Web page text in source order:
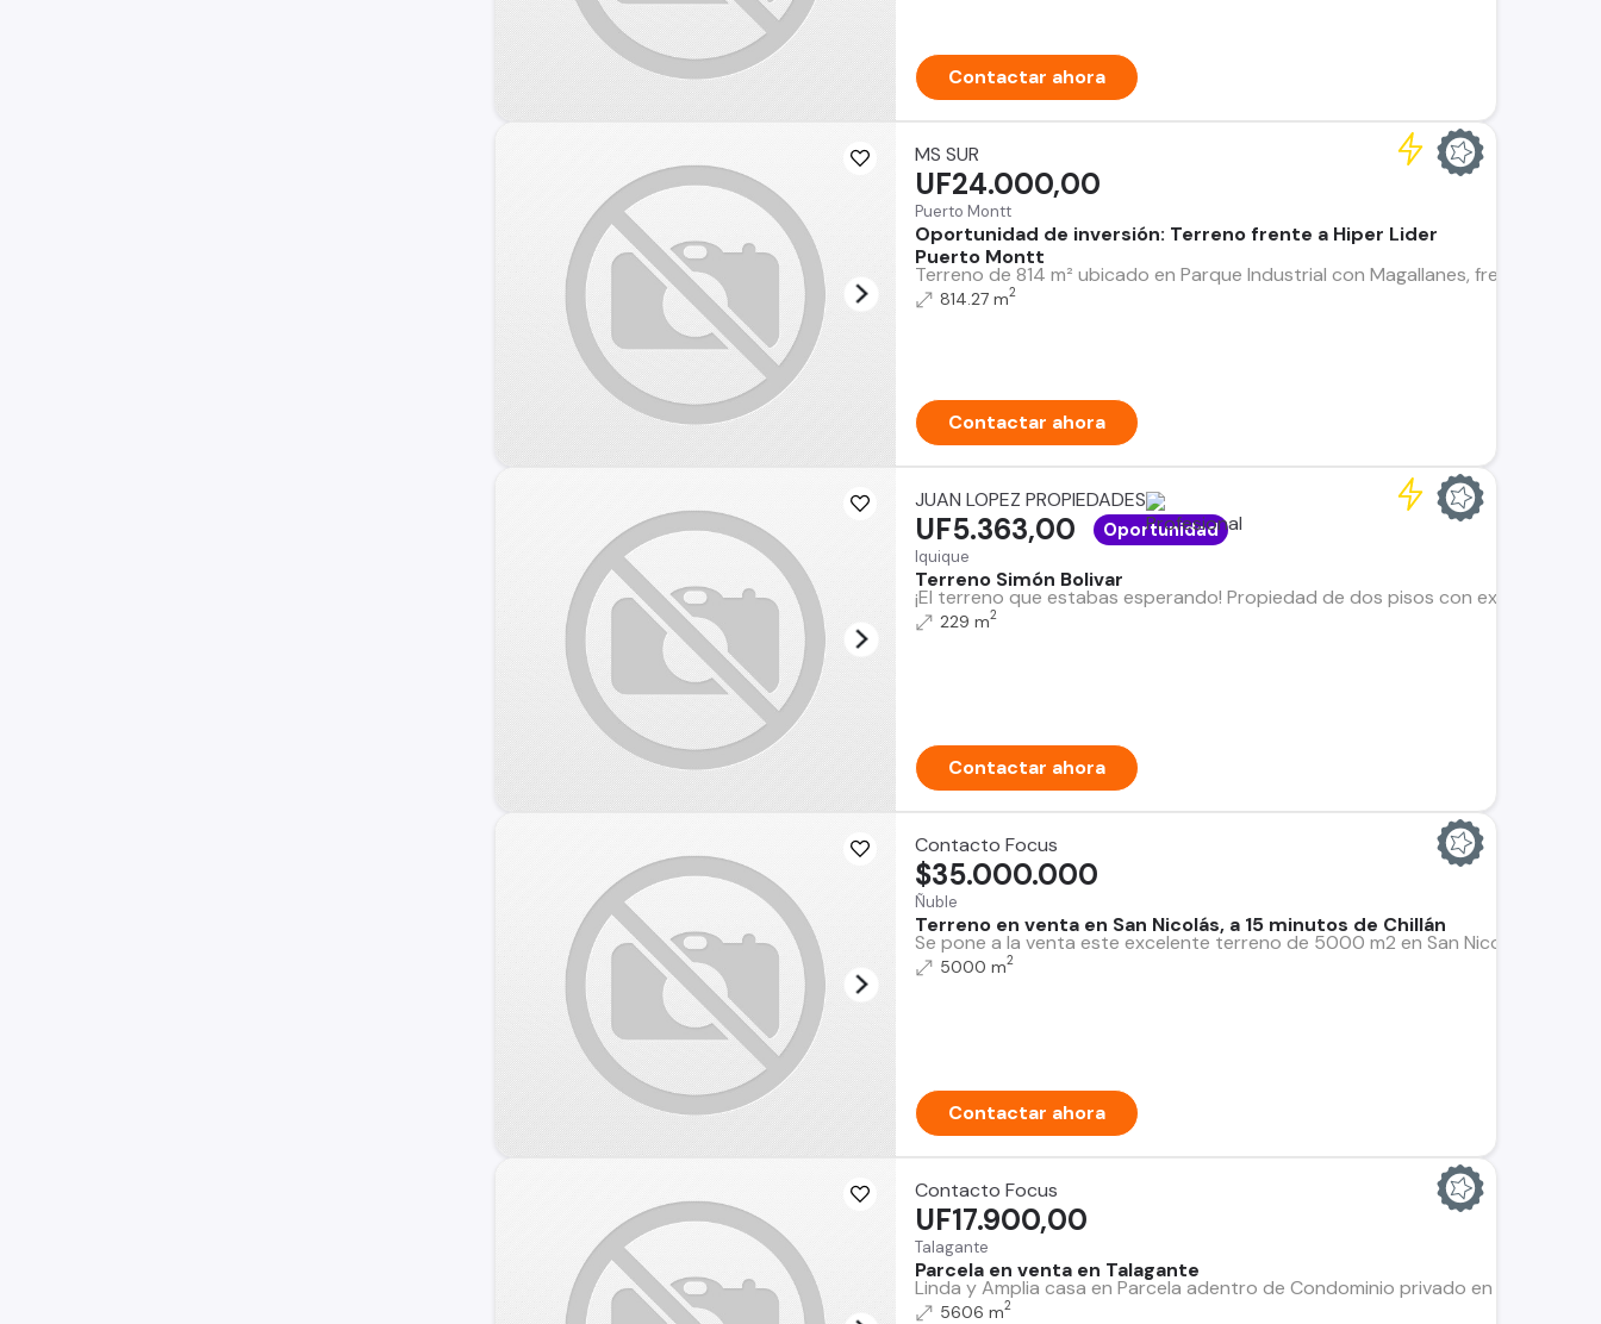
Contactar ahora
MS SUR
Puerto Montt
Oportunidad de inversión: Terreno frente a Hiper Lider
Puerto Montt
Terreno de 814 m² ubicado en Parque Industrial con Magallanes, frente al
UF24.000,00
814.27 m2
Contactar ahora
JUAN LOPEZ PROPIEDADES
Iquique
Terreno Simón Bolivar
¡El terreno que estabas esperando! Propiedad de dos pisos con excelente
UF5.363,00 Oportunidad
229 m2
Contactar ahora
Contacto Focus
Ñuble
Terreno en venta en San Nicolás, a 15 minutos de Chillán
Se pone a la venta este excelente terreno de 5000 m2 en San Nicolás, a solo
$35.000.000
5000 m2
Contactar ahora
Contacto Focus
Talagante
Parcela en venta en Talagante
Linda y Amplia casa en Parcela adentro de Condominio privado en
UF17.900,00
5606 m2